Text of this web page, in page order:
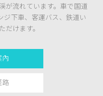
が流れています。車で国道
ジ下車、客運バス、鉄道い
だけます。
內
路